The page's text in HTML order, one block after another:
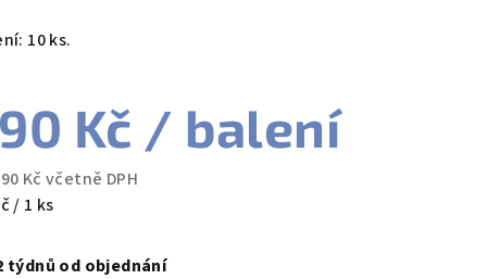
10 ks.
Kč / balení
Kč včetně DPH
/ 1 ks
týdnů od objednání